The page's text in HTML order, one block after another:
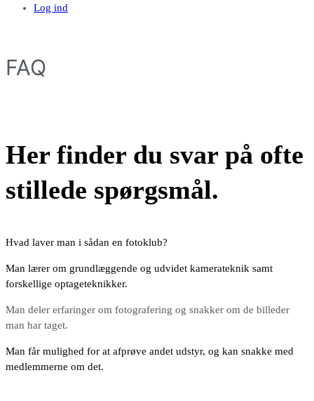
Log ind
FAQ
Her finder du svar på ofte
stillede spørgsmål.
Hvad laver man i sådan en fotoklub?
Man lærer om grundlæggende og udvidet kamerateknik samt
forskellige optageteknikker.
Man deler erfaringer om fotografering og snakker om de billeder
man har taget.
Man får mulighed for at afprøve andet udstyr, og kan snakke med
medlemmerne om det.